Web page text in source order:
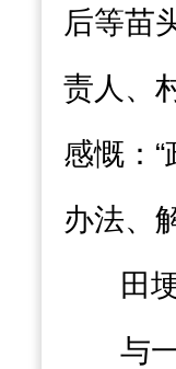
后等苗
责人、
感慨：
办法、
田
与